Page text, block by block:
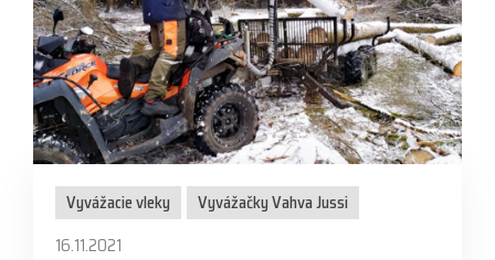
Vyvážacie vleky
Vyvážačky Vahva Jussi
16.11.2021